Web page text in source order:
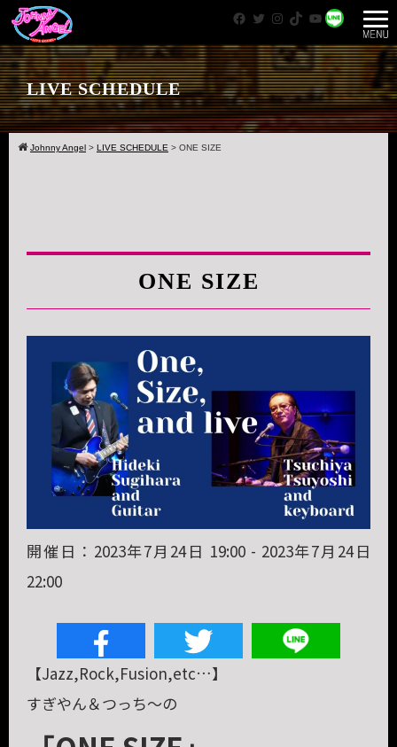
Facebook
Twitter
Instagram
TikTok
YouTube
WhatsApp
LIVE SCHEDULE
Johnny Angel > LIVE SCHEDULE > ONE SIZE
ONE SIZE
開催日：2023年7月24日 19:00 - 2023年7月24日
22:00
【Jazz,Rock,Fusion,etc…】
すぎやん＆つっち〜の